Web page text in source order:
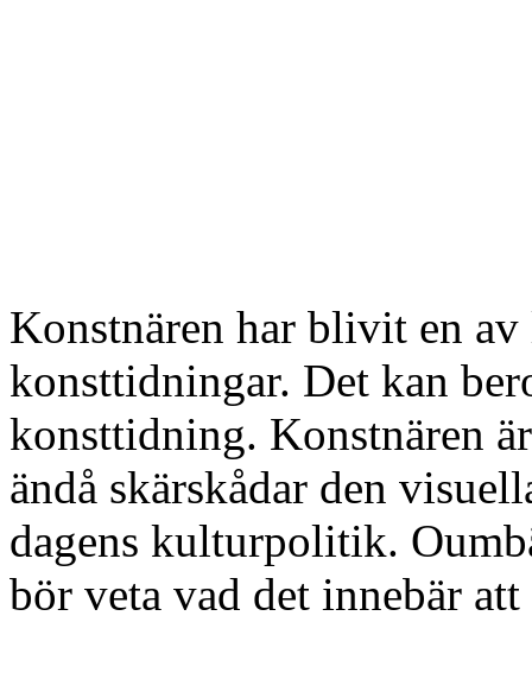
Konstnären har blivit en av
konsttidningar. Det kan
konsttidning. Konstnären
ändå skärskådar den
dagens kulturpolitik.
bör veta vad det innebär